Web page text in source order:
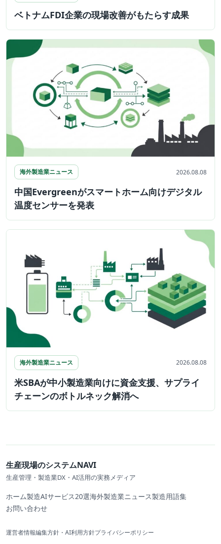
ベトナムFDI企業の現場改善がもたらす成果
海外製造業ニュース 2026.08.08
中国Evergreenがスマートホーム向けデジタル
温度センサーを発表
海外製造業ニュース 2026.08.08
米SBAが中小製造業向けに資金支援、サプライ
チェーンのボトルネック解消へ
生産現場のシステムNAVI
生産管理・製造業DX・AI活用の実務メディア
ホーム製造AIサービス20選海外製造業ニュース製造用語集
お問い合わせ
運営者情報編集方針・AI利用方針プライバシーポリシー